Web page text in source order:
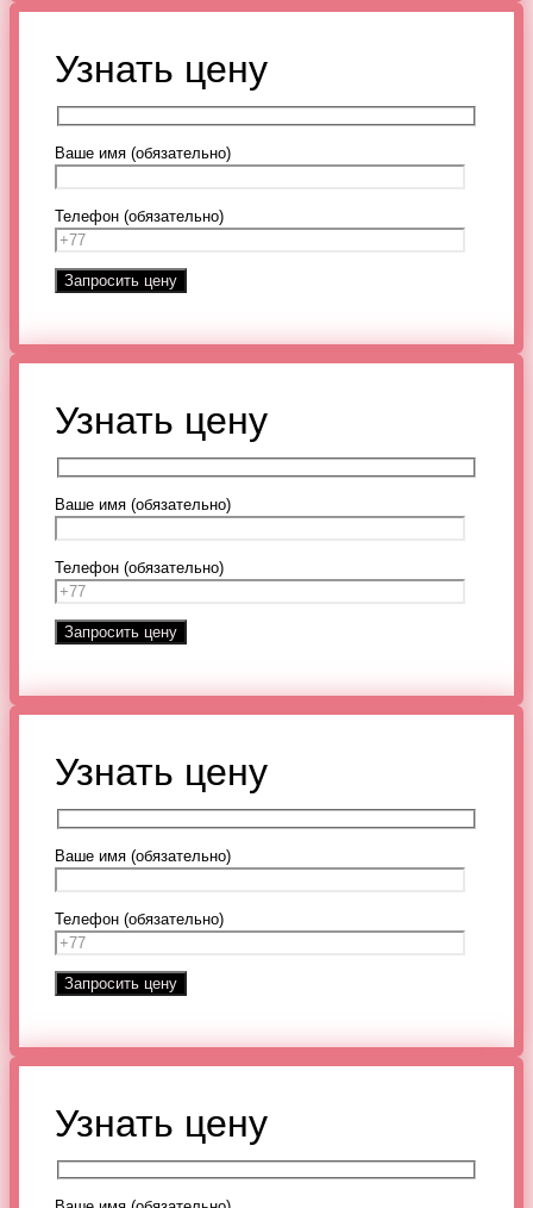
Узнать цену
Ваше имя (обязательно)
Телефон (обязательно)
Узнать цену
Ваше имя (обязательно)
Телефон (обязательно)
Узнать цену
Ваше имя (обязательно)
Телефон (обязательно)
Узнать цену